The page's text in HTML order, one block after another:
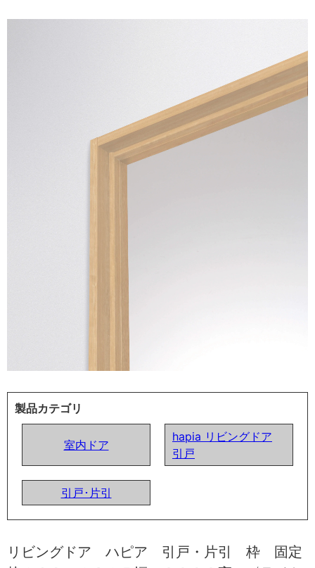
製品カテゴリ
室内ドア
hapia リビングドア
引戸
引戸･片引
リビングドア ハピア 引戸・片引 枠 固定